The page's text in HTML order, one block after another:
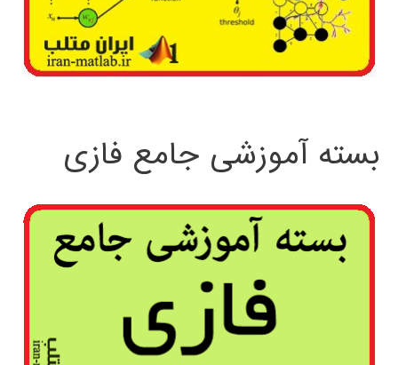
بسته آموزشی جامع فازی